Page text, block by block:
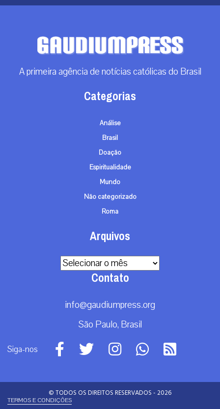
A primeira agência de notícias católicas do Brasil
Categorias
Análise
Brasil
Doação
Espiritualidade
Mundo
Não categorizado
Roma
Arquivos
Arquivos
Contato
info@gaudiumpress.org
São Paulo, Brasil
Siga-nos
© TODOS OS DIREITOS RESERVADOS - 2026
TERMOS E CONDIÇÕES